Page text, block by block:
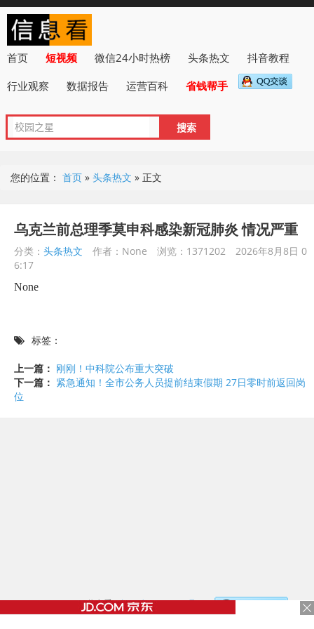
首页 短视频 微信24小时热榜 头条热文
抖音教程
行业观察
数据报告 运营百科 省钱帮手
您的位置： 首页 » 头条热文 » 正文
乌克兰前总理季莫申科感染新冠肺炎 情况严重
分类： 头条热文 作者：None 浏览：1371202
2026年8月8日 0
6:17
None
标签：
上一篇： 刚刚！中科院公布重大突破
下一篇： 紧急通知！全市公务人员提前结束假期 27日零时前返回岗
位
©2017 - 2020 / 信息看 /粤ICP备17153186号-2，